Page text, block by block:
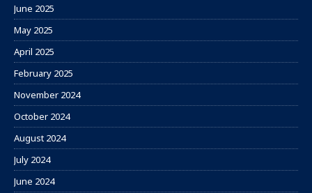
June 2025
May 2025
April 2025
February 2025
November 2024
October 2024
August 2024
July 2024
June 2024